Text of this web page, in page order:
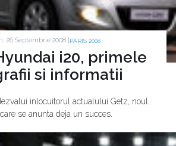
26 Septembrie 2008 | PARIS 2008
i20, primele
si informatii
inlocuitorul actualului Getz, noul
se anunta deja un succes.